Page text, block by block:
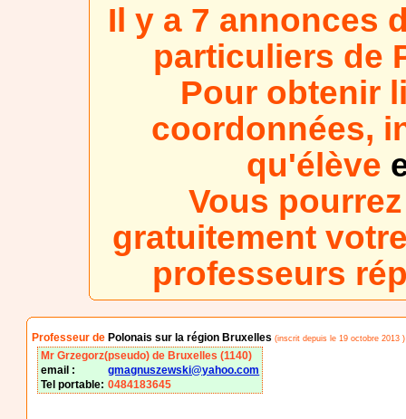
Il y a 7 annonces
particuliers de
Pour obtenir
coordonnées,
qu'élève
Vous
gratuitement
professeurs
Professeur de Polonais sur la région Bruxelles (inscrit depuis le 19 octobre 2013 )
Mr Grzegorz(pseudo) de Bruxelles (1140)
email :
gmagnuszewski@yahoo.com
Tel portable: 0484183645